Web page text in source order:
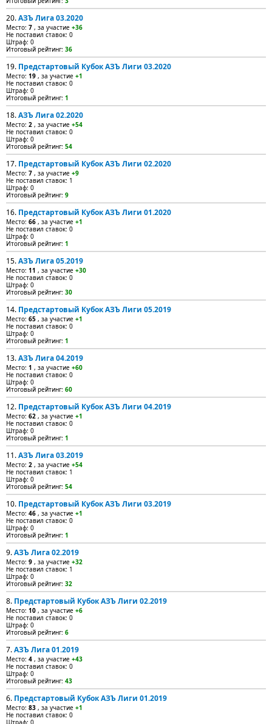
20.АЗЪ Лига 03.2020
Место: 7 , за участие +36
Не поставил ставок: 0
Штраф: 0
Итоговый рейтинг: 36
19. Предстартовый Кубок АЗЪ Лиги 03.2020
Место: 19 , за участие +1
Не поставил ставок: 0
Штраф: 0
Итоговый рейтинг: 1
18.АЗЪ Лига 02.2020
Место: 2 , за участие +54
Не поставил ставок: 0
Штраф: 0
Итоговый рейтинг: 54
17. Предстартовый Кубок АЗЪ Лиги 02.2020
Место: 7 , за участие +9
Не поставил ставок: 1
Штраф: 0
Итоговый рейтинг: 9
16. Предстартовый Кубок АЗЪ Лиги 01.2020
Место: 66 , за участие +1
Не поставил ставок: 0
Штраф: 0
Итоговый рейтинг: 1
15.АЗЪ Лига 05.2019
Место: 11 , за участие +30
Не поставил ставок: 0
Штраф: 0
Итоговый рейтинг: 30
14. Предстартовый Кубок АЗЪ Лиги 05.2019
Место: 65 , за участие +1
Не поставил ставок: 0
Штраф: 0
Итоговый рейтинг: 1
13.АЗЪ Лига 04.2019
Место: 1 , за участие +60
Не поставил ставок: 0
Штраф: 0
Итоговый рейтинг: 60
12. Предстартовый Кубок АЗЪ Лиги 04.2019
Место: 62 , за участие +1
Не поставил ставок: 0
Штраф: 0
Итоговый рейтинг: 1
11.АЗЪ Лига 03.2019
Место: 2 , за участие +54
Не поставил ставок: 1
Штраф: 0
Итоговый рейтинг: 54
10. Предстартовый Кубок АЗЪ Лиги 03.2019
Место: 46 , за участие +1
Не поставил ставок: 0
Штраф: 0
Итоговый рейтинг: 1
9.АЗЪ Лига 02.2019
Место: 9 , за участие +32
Не поставил ставок: 1
Штраф: 0
Итоговый рейтинг: 32
8. Предстартовый Кубок АЗЪ Лиги 02.2019
Место: 10 , за участие +6
Не поставил ставок: 0
Штраф: 0
Итоговый рейтинг: 6
7.АЗЪ Лига 01.2019
Место: 4 , за участие +43
Не поставил ставок: 0
Штраф: 0
Итоговый рейтинг: 43
6. Предстартовый Кубок АЗЪ Лиги 01.2019
Место: 83 , за участие +1
Не поставил ставок: 0
Штраф: 0